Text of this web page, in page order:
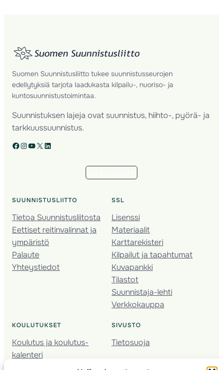
Suomen Suunnistusliitto tukee suunnistusseurojen
edellytyksiä tarjota laadukasta kilpailu-, nuoriso- ja
kuntosuunnistustoimintaa.
Suunnistuksen lajeja ovat suunnistus, hiihto-, pyörä- ja
tarkkuussuunnistus.
Facebook Instagram YouTube X LinkedIn
SUUNNISTUSLIITTO
Tietoa Suunnistusliitosta
Eettiset reitinvalinnat ja
ympäristö
Palaute
Yhteystiedot
SSL
Lisenssi
Materiaalit
Karttarekisteri
Kilpailut ja tapahtumat
Kuvapankki
Tilastot
Suunnistaja-lehti
Verkkokauppa
KOULUTUKSET
Koulutus ja koulutus­
kalenteri
Nuorison koulutukset
SIVUSTO
Tietosuoja